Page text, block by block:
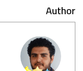
Author